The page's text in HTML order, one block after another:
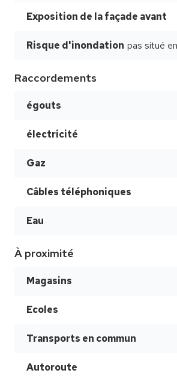
Exposition de la façade avant
Risque d'inondation pas situé
Raccordements
égouts
électricité
Gaz
Câbles téléphoniques
Eau
À proximité
Magasins
Ecoles
Transports en commun
Autoroute